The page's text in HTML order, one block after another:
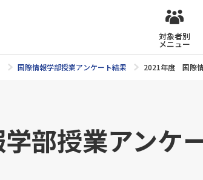
対象者別
メニュー
国際情報学部授業アンケート結果 2021年度 国際
部授業アンケ